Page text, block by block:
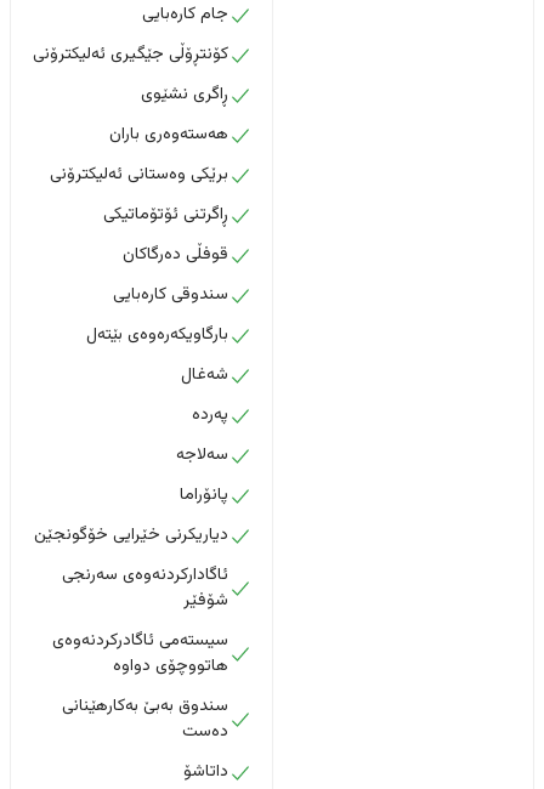
جام کارەبایی
کۆنتڕۆڵی جێگیری ئەلیکترۆنی
ڕاگری نشێوی
هەستەوەری باران
برێکی وەستانی ئەلیکترۆنی
ڕاگرتنی ئۆتۆماتیکی
قوفڵی دەرگاکان
سندوقی کارەبایی
بارگاویکەرەوەی بێتەل
شەغال
پەردە
سەلاجە
پانۆراما
دیاریکرنی خێرایی خۆگونجێن
ئاگادارکردنەوەی سەرنجی
شۆفێر
سیستەمی ئاگادرکردنەوەی
هاتووچۆی دواوە
سندوق بەبێ بەکارهێنانی
دەست
داتاشۆ